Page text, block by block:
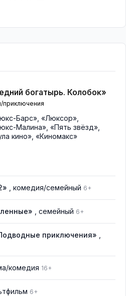
богатырь. Колобок»
приключения
Барс» «Люксор»
Малина» «Пять звёзд»
кино» «Киномакс»
, комедия/семейный 6+
, семейный 6+
приключения»
комедия 16+
6+